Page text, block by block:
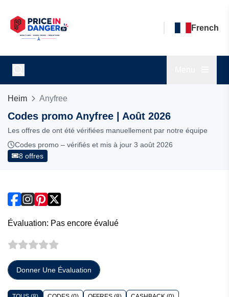
French
Heim Anyfree
Codes promo Anyfree | Août 2026
Les offres de ont été vérifiées manuellement par notre équipe
Codes promo – vérifiés et mis à jour 3 août 2026
8 offres
Évaluation: Pas encore évalué
Donner Une Évaluation